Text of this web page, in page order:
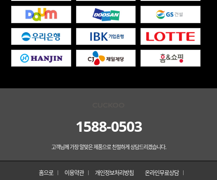
1588-0503
고객님께 가장 알맞은 제품으로 친절하게 상담드리겠습니다.
홈으로 이용약관 개인정보처리방침 온라인무료상담